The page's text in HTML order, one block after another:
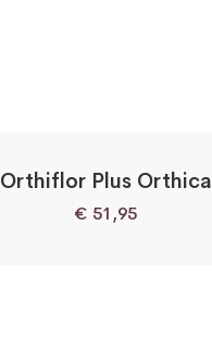
Orthiflor Plus Orthica
€ 51,95